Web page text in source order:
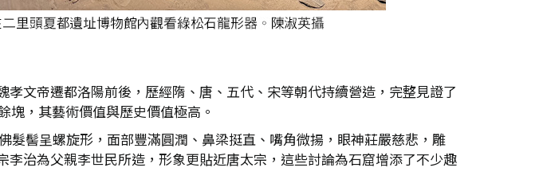
文帝遷都洛陽前後，歷經隋、唐、五代、宋等朝代持續營造，完整見證了
塊，其藝術價值與歷史價值極高。
髮髻呈螺旋形，面部豐滿圓潤、鼻梁挺直、嘴角微揚，眼神莊嚴慈悲，雕
治為父親李世民所造，形象更貼近唐太宗，這些討論為石窟增添了不少趣